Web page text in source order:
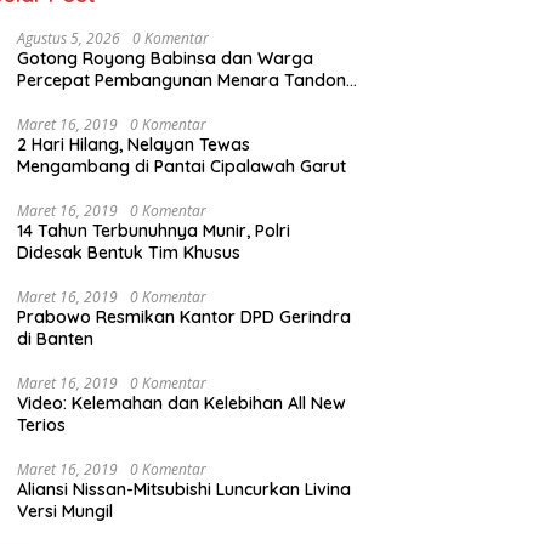
Agustus 5, 2026 0 Komentar
Gotong Royong Babinsa dan Warga
Percepat Pembangunan Menara Tandon
Maret 16, 2019 0 Komentar
2 Hari Hilang, Nelayan Tewas
Mengambang di Pantai Cipalawah Garut
Maret 16, 2019 0 Komentar
14 Tahun Terbunuhnya Munir, Polri
Didesak Bentuk Tim Khusus
Maret 16, 2019 0 Komentar
Prabowo Resmikan Kantor DPD Gerindra
di Banten
Maret 16, 2019 0 Komentar
Video: Kelemahan dan Kelebihan All New
Terios
Maret 16, 2019 0 Komentar
Aliansi Nissan-Mitsubishi Luncurkan Livina
Versi Mungil